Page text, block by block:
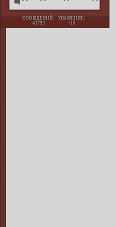
СООБЩЕНИЙ:
41793
УВАЖЕНИЕ:
+10